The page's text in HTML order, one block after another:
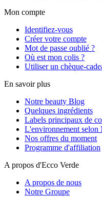
Mon compte
Identifiez-vous
Créer votre compte
Mot de passe oublié ?
Où est mon colis ?
Utiliser un chèque-
En savoir plus
Notre beauty Blog
Quelques ingrédients
Labels principaux de
L'environnement selon
Nos offres du moment
Programme d'affiliation
A propos d'Ecco Verde
A propos de nous
Notre Groupe